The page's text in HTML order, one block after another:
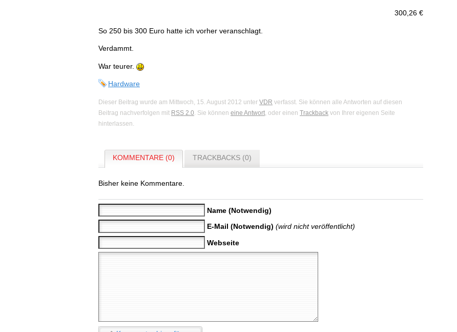
300,26 €
So 250 bis 300 Euro hatte ich vorher veranschlagt.
Verdammt.
War teurer.
Hardware
Dieser Beitrag wurde am Mittwoch, 15. August 2012 unter VDR verfasst. Sie können alle Antworten auf diesen
Beitrag nachverfolgen mit RSS 2.0. Sie können eine Antwort, oder einen Trackback von Ihrer eigenen Seite
hinterlassen.
KOMMENTARE (0) TRACKBACKS (0)
Bisher keine Kommentare.
Name (Notwendig)
E-Mail (Notwendig) (wird nicht veröffentlicht)
Webseite